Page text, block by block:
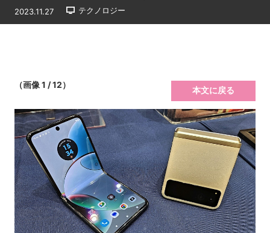
2023.11.27 テクノロジー
（画像 1 / 12）
本文に戻る